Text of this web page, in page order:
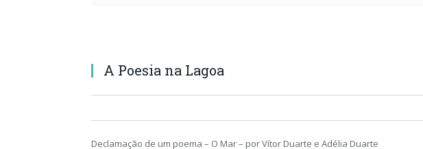
A Poesia na Lagoa
Declamação de um poema – O Mar – por Vítor Duarte e Adélia Duarte